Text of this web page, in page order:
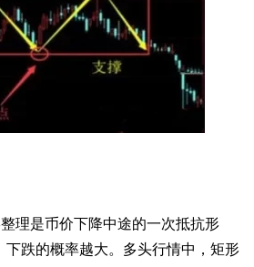
理是币价下降中途的一次抵抗形
下跌的概率越大。多头行情中，矩形